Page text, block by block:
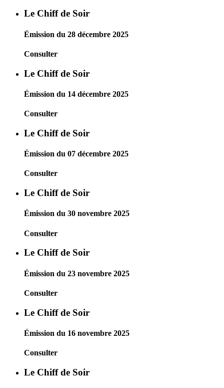
Le Chiff de Soir
Émission du 28 décembre 2025
Consulter
Le Chiff de Soir
Émission du 14 décembre 2025
Consulter
Le Chiff de Soir
Émission du 07 décembre 2025
Consulter
Le Chiff de Soir
Émission du 30 novembre 2025
Consulter
Le Chiff de Soir
Émission du 23 novembre 2025
Consulter
Le Chiff de Soir
Émission du 16 novembre 2025
Consulter
Le Chiff de Soir